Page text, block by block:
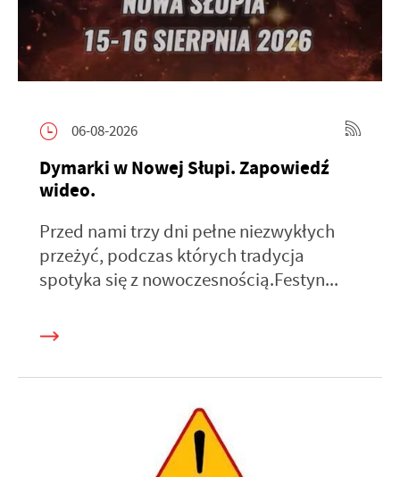
06-08-2026
Dymarki w Nowej Słupi. Zapowiedź
wideo.
Przed nami trzy dni pełne niezwykłych
przeżyć, podczas których tradycja
spotyka się z nowoczesnością.Festyn...